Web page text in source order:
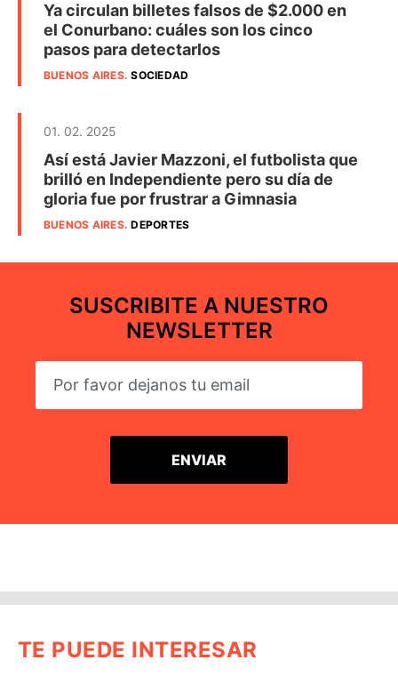
Ya circulan billetes falsos de $2.000 en
el Conurbano: cuáles son los cinco
pasos para detectarlos
BUENOS AIRES.SOCIEDAD
01. 02. 2025
Así está Javier Mazzoni, el futbolista que
brilló en Independiente pero su día de
gloria fue por frustrar a Gimnasia
BUENOS AIRES.DEPORTES
SUSCRIBITE A NUESTRO
NEWSLETTER
TE PUEDE INTERESAR